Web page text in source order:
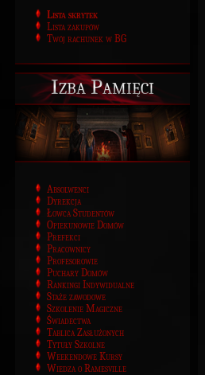
Lista skrytek
Lista zakupów
Twój rachunek w BG
Izba Pamięci
Absolwenci
Dyrekcja
Łowca Studentów
Opiekunowie Domów
Prefekci
Pracownicy
Profesorowie
Puchary Domów
Rankingi Indywidualne
Staże zawodowe
Szkolenie Magiczne
Świadectwa
Tablica Zasłużonych
Tytuły Szkolne
Weekendowe Kursy
Wiedza o Ramesville